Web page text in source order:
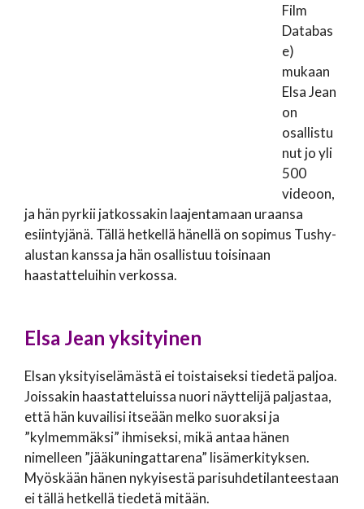
Film
Databas
e)
mukaan
Elsa Jean
on
osallistu
nut jo yli
500
videoon,
ja hän pyrkii jatkossakin laajentamaan uraansa
esiintyjänä. Tällä hetkellä hänellä on sopimus Tushy-
alustan kanssa ja hän osallistuu toisinaan
haastatteluihin verkossa.
Elsa Jean yksityinen
Elsan yksityiselämästä ei toistaiseksi tiedetä paljoa.
Joissakin haastatteluissa nuori näyttelijä paljastaa,
että hän kuvailisi itseään melko suoraksi ja
”kylmemmäksi” ihmiseksi, mikä antaa hänen
nimelleen ”jääkuningattarena” lisämerkityksen.
Myöskään hänen nykyisestä parisuhdetilanteestaan
ei tällä hetkellä tiedetä mitään.